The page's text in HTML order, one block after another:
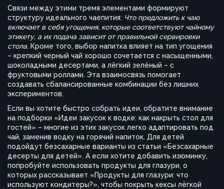
Связи между этими тремя элементами формируют
структуру идеального чаепития: Что предложить к чаю
включает в себя угощения, которые соответствуют чайному
этикету, а их подача зависит от правильной сервировки
стола. Кроме того, выбор напитка влияет на тип угощения
– крепкий черный чай хорошо сочетается с насыщенными,
шоколадными десертами, а лёгкий зелёный – с
фруктовыми роллами. Эта взаимосвязь помогает
создавать сбалансированные комбинации без лишних
экспериментов.
Если вы хотите быстро собрать идеи, обратите внимание
на подборки «Идеи закусок к водке: как накрыть стол для
гостей» – многие из этих закусок легко адаптировать под
чай, заменив водку на горячий напиток. Для детей
подойдут безсахарные варианты из статьи «Безсахарные
десерты для детей». А если хотите добавить изюминку,
попробуйте использовать продукты для глазури, о
которых рассказывает «Продукты для глазури: что
используют кондитеры?», чтобы покрыть кексы лёгкой